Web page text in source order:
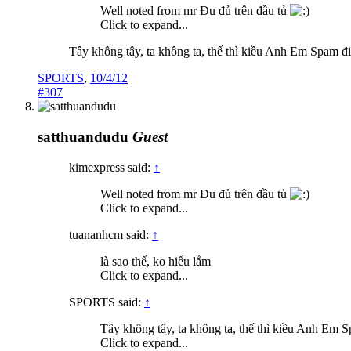
Well noted from mr Đu đủ trên đầu tủ
Click to expand...
Tây không tây, ta không ta, thế thì kiều Anh Em Spam
SPORTS, 10/4/12
#307
satthuandudu Guest
kimexpress said: ↑
Well noted from mr Đu đủ trên đầu tủ
Click to expand...
tuananhcm said: ↑
là sao thế, ko hiểu lắm
Click to expand...
SPORTS said: ↑
Tây không tây, ta không ta, thế thì kiều Anh Em
Click to expand...